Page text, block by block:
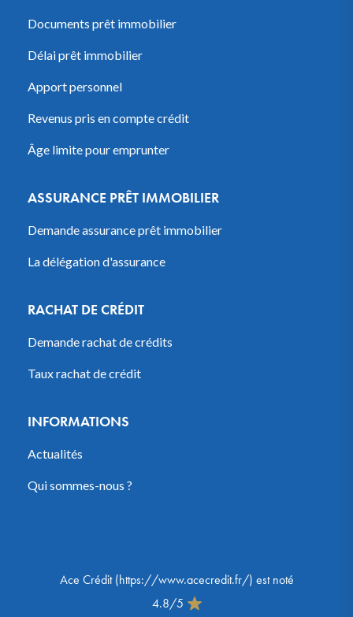
Documents prêt immobilier
Délai prêt immobilier
Apport personnel
Revenus pris en compte crédit
Âge limite pour emprunter
ASSURANCE PRÊT IMMOBILIER
Demande assurance prêt immobilier
La délégation d'assurance
RACHAT DE CRÉDIT
Demande rachat de crédits
Taux rachat de crédit
INFORMATIONS
Actualités
Qui sommes-nous ?
Ace Crédit(https://www.acecredit.fr/) est noté
4.8/5